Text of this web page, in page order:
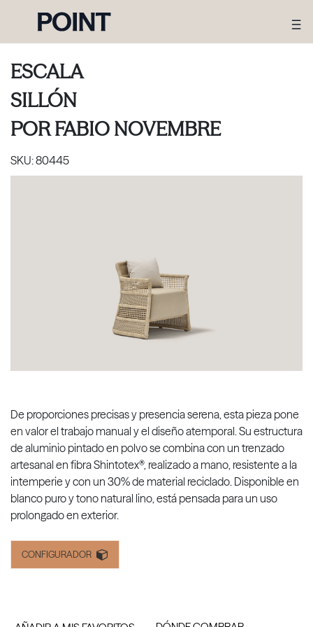
ESCALA
SILLÓN
PORFABIO NOVEMBRE
SKU:80445
De proporciones precisas y presencia serena, esta pieza pone
en valor el trabajo manual y el diseño atemporal. Su estructura
de aluminio pintado en polvo se combina con un trenzado
artesanal en fibra Shintotex®, realizado a mano, resistente a la
intemperie y con un 30% de material reciclado. Disponible en
blanco puro y tono natural lino, está pensada para un uso
prolongado en exterior.
CONFIGURADOR